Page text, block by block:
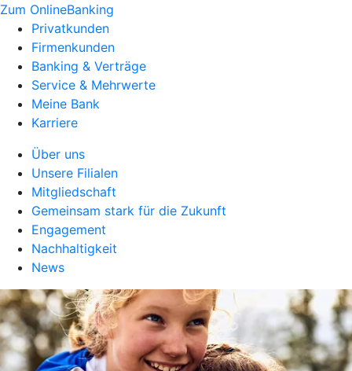
Zum OnlineBanking
Privatkunden
Firmenkunden
Banking & Verträge
Service & Mehrwerte
Meine Bank
Karriere
Über uns
Unsere Filialen
Mitgliedschaft
Gemeinsam stark für die Zukunft
Engagement
Nachhaltigkeit
News